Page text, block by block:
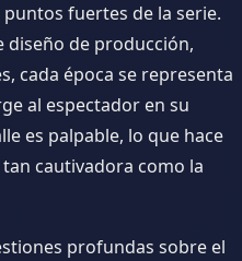
fuertes de la serie.
diseño de producción,
cada época se representa
al espectador en su
es palpable, lo que hace
cautivadora como la
profundas sobre el